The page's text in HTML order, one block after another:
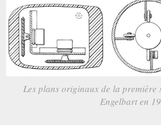
Les plans originaux de la première
Engelbart en